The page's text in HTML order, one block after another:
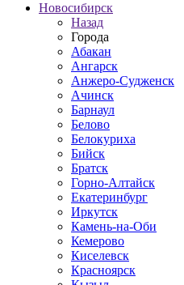
Новосибирск
Назад
Города
Абакан
Ангарск
Анжеро-Судженск
Ачинск
Барнаул
Белово
Белокуриха
Бийск
Братск
Горно-Алтайск
Екатеринбург
Иркутск
Камень-на-Оби
Кемерово
Киселевск
Красноярск